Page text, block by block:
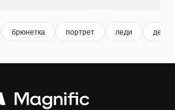
брюнетка портрет леди